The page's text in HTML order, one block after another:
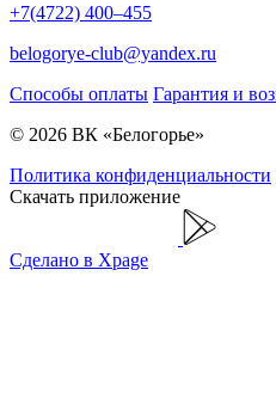
+7(4722) 400–455
belogorye-club@yandex.ru
Способы оплаты Гарантия и
© 2026 ВК «Белогорье»
Политика конфиденциальности
Скачать приложение
Сделано в Xpage